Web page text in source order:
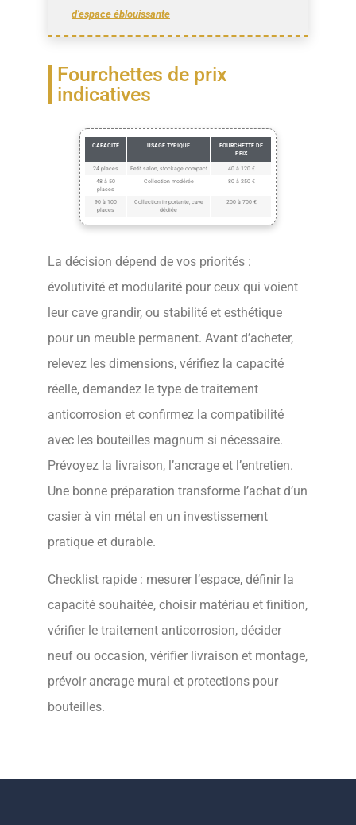
d’espace éblouissante
Fourchettes de prix
indicatives
CAPACITÉ USAGE TYPIQUE
FOURCHETTE DE
PRIX
24 places Petit salon, stockage compact
40 à 120 €
48 à 50
places
Collection modérée 80 à 250 €
90 à 100
places
Collection importante, cave
dédiée
200 à 700 €
La décision dépend de vos priorités :
évolutivité et modularité pour ceux qui voient
leur cave grandir, ou stabilité et esthétique
pour un meuble permanent. Avant d’acheter,
relevez les dimensions, vérifiez la capacité
réelle, demandez le type de traitement
anticorrosion et confirmez la compatibilité
avec les bouteilles magnum si nécessaire.
Prévoyez la livraison, l’ancrage et l’entretien.
Une bonne préparation transforme l’achat d’un
casier à vin métal en un investissement
pratique et durable.
Checklist rapide : mesurer l’espace, définir la
capacité souhaitée, choisir matériau et finition,
vérifier le traitement anticorrosion, décider
neuf ou occasion, vérifier livraison et montage,
prévoir ancrage mural et protections pour
bouteilles.